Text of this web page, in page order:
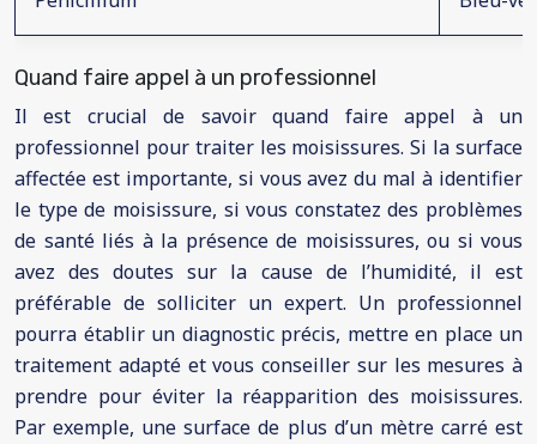
Quand faire appel à un professionnel
Il est crucial de savoir quand faire appel à un
professionnel pour traiter les moisissures. Si la surface
affectée est importante, si vous avez du mal à identifier
le type de moisissure, si vous constatez des problèmes
de santé liés à la présence de moisissures, ou si vous
avez des doutes sur la cause de l’humidité, il est
préférable de solliciter un expert. Un professionnel
pourra établir un diagnostic précis, mettre en place un
traitement adapté et vous conseiller sur les mesures à
prendre pour éviter la réapparition des moisissures.
Par exemple, une surface de plus d’un mètre carré est